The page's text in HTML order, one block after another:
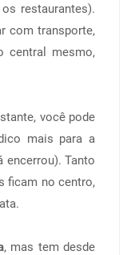
restaurantes).
com transporte,
central mesmo,
você pode
mais para a
encerrou). Tanto
ficam no centro,
, mas tem desde